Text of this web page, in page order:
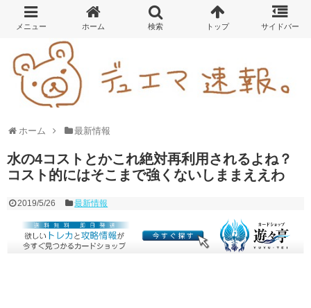
ホーム 最新情報
水の4コストとかこれ絶対再利用されるよね？
コスト的にはそこまで強くないしままええわ
2019/5/26 最新情報